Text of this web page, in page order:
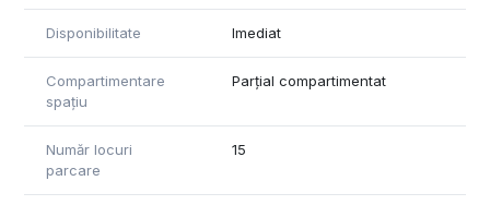
Disponibilitate Imediat
Compartimentare
spațiu
Parțial compartimentat
Număr locuri
parcare
15